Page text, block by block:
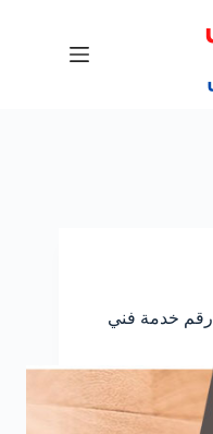
معلم كهربائي الفحيحيل 66409555 رقم خدمة فني